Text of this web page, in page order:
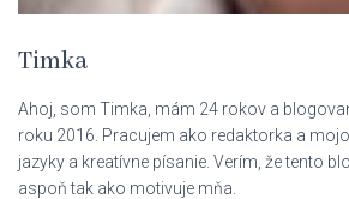
Timka
Ahoj, som Timka, mám 24 rokov a
roku 2016. Pracujem ako redaktorka a
jazyky a kreatívne písanie. Verím, že tento
aspoň tak ako motivuje mňa.